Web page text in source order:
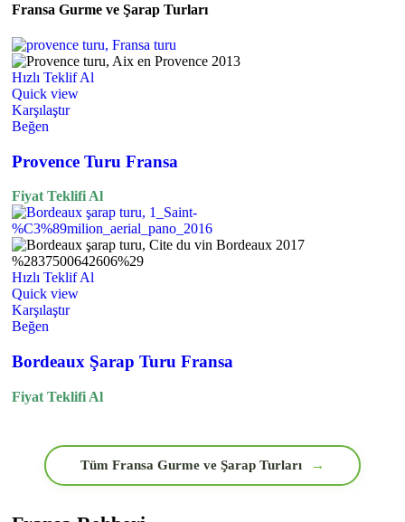
Fransa Gurme ve Şarap Turları
Hızlı Teklif Al
Quick view
Karşılaştır
Beğen
Provence Turu Fransa
Fiyat Teklifi Al
Hızlı Teklif Al
Quick view
Karşılaştır
Beğen
Bordeaux Şarap Turu Fransa
Fiyat Teklifi Al
Tüm Fransa Gurme ve Şarap Turları →